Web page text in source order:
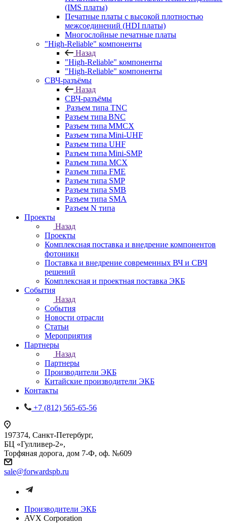
(IMS платы)
Печатные платы с высокой плотностью
межсоединений (HDI платы)
Многослойные печатные платы
"High-Reliable" компоненты
Назад
"High-Reliable" компоненты
"High-Reliable" компоненты
СВЧ-разъёмы
Назад
СВЧ-разъёмы
Разъем типа TNC
Разъем типа BNC
Разъем типа MMCX
Разъем типа Mini-UHF
Разъем типа UHF
Разъем типа Mini-SMP
Разъем типа MCX
Разъем типа FME
Разъем типа SMP
Разъем типа SMB
Разъем типа SMA
Разъем N типа
Проекты
Назад
Проекты
Комплексная поставка и внедрение компонентов
фотоники
Поставка и внедрение современных ВЧ и СВЧ
решений
Комплексная и проектная поставка ЭКБ
События
Назад
События
Новости отрасли
Статьи
Мероприятия
Партнеры
Назад
Партнеры
Производители ЭКБ
Китайские производители ЭКБ
Контакты
+7 (812) 565-65-56
197374, Санкт-Петербург,
БЦ «Гулливер-2»,
Торфяная дорога, дом 7-Ф, оф. №609
sale@forwardspb.ru
Производители ЭКБ
AVX Corporation